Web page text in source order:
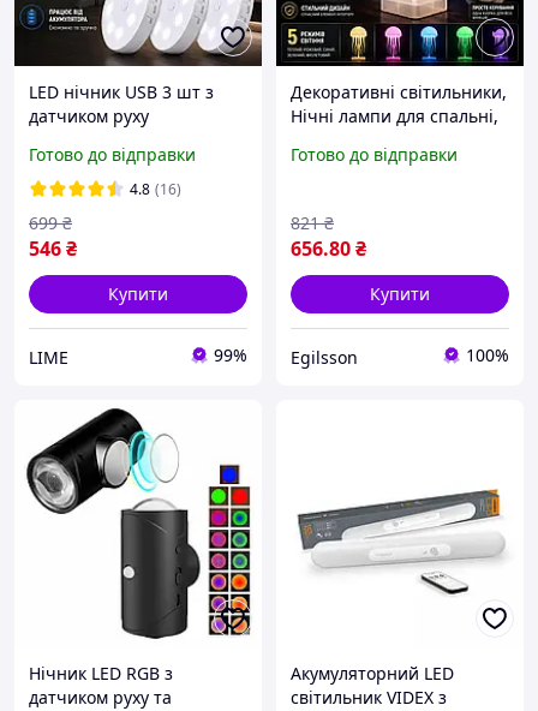
LED нічник USB 3 шт з
датчиком руху
для дому холодне світло
Готово до відправки
4.8 (16)
546₴
699 ₴
Купити
LIME 99%
Декоративні світильники,
Нічні лампи для спальні,
з USB NTL-5B з рухам
Готово до відправки
656.80₴
821 ₴
Купити
Egilsson 100%
Нічник LED RGB з
датчиком руху та
Акумуляторний LED
світильник VIDEX з